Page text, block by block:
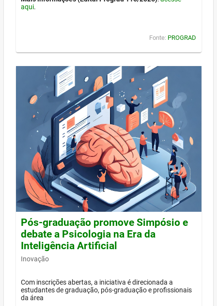
aqui.
Fonte: PROGRAD
Pós-graduação promove Simpósio e
debate a Psicologia na Era da
Inteligência Artificial
Inovação
Com inscrições abertas, a iniciativa é direcionada a
estudantes de graduação, pós-graduação e profissionais
da área